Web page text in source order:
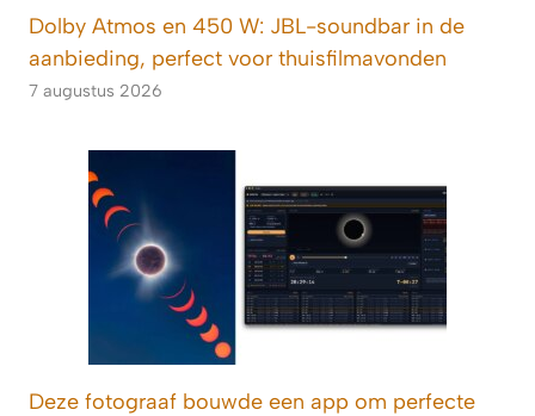
Dolby Atmos en 450 W: JBL-soundbar in de
aanbieding, perfect voor thuisfilmavonden
7 augustus 2026
Deze fotograaf bouwde een app om perfecte